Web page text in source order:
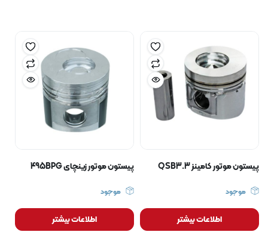
پیستون موتور کامینز QSB3.3
موجود
اطلاعات بیشتر
پیستون موتور زینچای 495BPG
موجود
اطلاعات بیشتر